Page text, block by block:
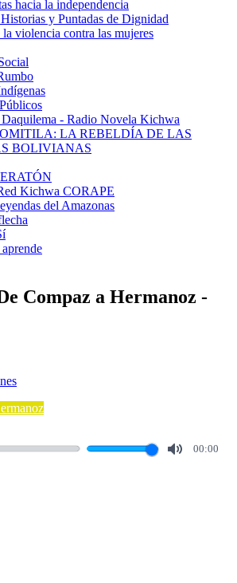
hacia la independencia
y Puntadas de Dignidad
la violencia contra las mujeres
Daquilema - Radio Novela Kichwa
LA REBELDÍA DE LAS
BOLIVIANAS
Kichwa CORAPE
del Amazonas
Compaz a Hermanoz -
00:00